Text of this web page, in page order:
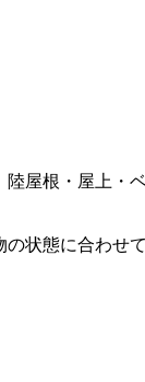
屋根・屋上・
状態に合わせ